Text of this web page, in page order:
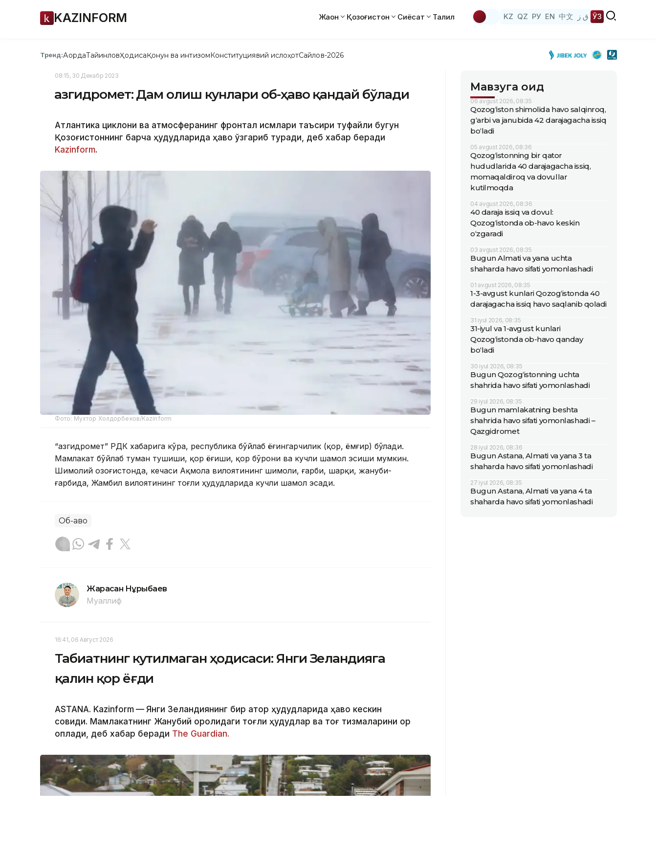
KAZINFORM Жаҳон Қозоғистон Сиёсат Таҳлил KZ QZ РУ EN 中文 ق ز ЎЗ
Тренд:АқордаТайинловҲодисаҚонун ва интизомКонституциявий ислоҳотСайлов-2026
08:15, 30 Декабр 2023
Қазгидромет: Дам олиш кунлари об-ҳаво қандай бўлади
Атлантика циклони ва атмосферанинг фронтал қисмлари таъсири туфайли бугун
Қозоғистоннинг барча ҳудудларида ҳаво ўзгариб туради, деб хабар беради
Kazinform.
Фото: Мухтор Холдорбеков/Kazinform
“Қазгидромет” РДК хабарига кўра, республика бўйлаб ёғингарчилик (қор, ёмғир) бўлади.
Мамлакат бўйлаб туман тушиши, қор ёғиши, қор бўрони ва кучли шамол эсиши мумкин.
Шимолий Қозоғистонда, кечаси Ақмола вилоятининг шимоли, ғарби, шарқи, жануби-
ғарбида, Жамбил вилоятининг тоғли ҳудудларида кучли шамол эсади.
Об-ҳаво
Жарасқан Нұрыбаев
Муаллиф
16:41, 06 Август 2026
Табиатнинг кутилмаган ҳодисаси: Янги Зеландияга
қалин қор ёғди
ASTANA. Kazinform — Янги Зеландиянинг бир қатор ҳудудларида ҳаво кескин
совиди. Мамлакатнинг Жанубий оролидаги тоғли ҳудудлар ва тоғ тизмаларини қор
қоплади, деб хабар беради The Guardian.
Мавзуга оид
06 avgust 2026, 08:35
Qozog‘iston shimolida havo salqinroq,
g‘arbi va janubida 42 darajagacha issiq
bo‘ladi
05 avgust 2026, 08:36
Qozog‘istonning bir qator
hududlarida 40 darajagacha issiq,
momaqaldiroq va dovullar
kutilmoqda
04 avgust 2026, 08:36
40 daraja issiq va dovul:
Qozog‘istonda ob-havo keskin
o‘zgaradi
03 avgust 2026, 08:35
Bugun Almati va yana uchta
shaharda havo sifati yomonlashadi
01 avgust 2026, 08:35
1-3-avgust kunlari Qozog‘istonda 40
darajagacha issiq havo saqlanib qoladi
31 iyul 2026, 08:35
31-iyul va 1-avgust kunlari
Qozog‘istonda ob-havo qanday
bo‘ladi
30 iyul 2026, 08:35
Bugun Qozog‘istonning uchta
shahrida havo sifati yomonlashadi
29 iyul 2026, 08:35
Bugun mamlakatning beshta
shahrida havo sifati yomonlashadi –
Qazgidromet
28 iyul 2026, 08:36
Bugun Astana, Almati va yana 3 ta
shaharda havo sifati yomonlashadi
27 iyul 2026, 08:35
Bugun Astana, Almati va yana 4 ta
shaharda havo sifati yomonlashadi